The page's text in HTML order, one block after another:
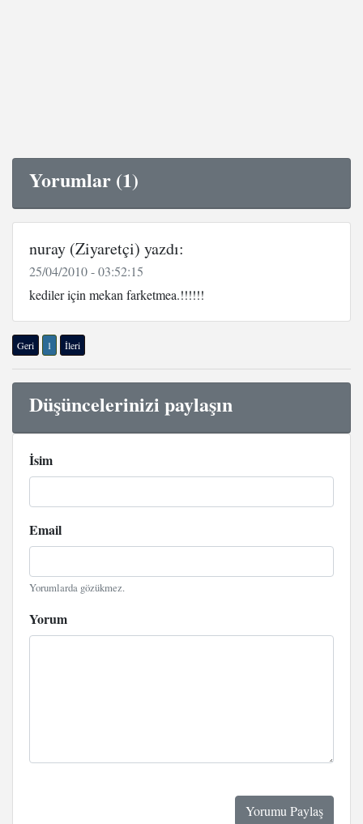
Yorumlar (1)
nuray (Ziyaretçi) yazdı:
25/04/2010 - 03:52:15
kediler için mekan farketmea.!!!!!!
Geri 1 İleri
Düşüncelerinizi paylaşın
İsim
Email
Yorumlarda gözükmez.
Yorum